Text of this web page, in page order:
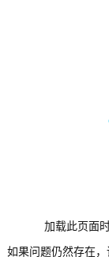
加载此页面
如果问题仍然存在，